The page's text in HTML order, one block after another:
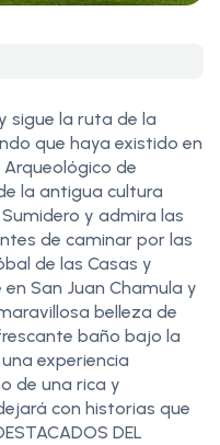
sigue la ruta de la
que haya existido en
de
la antigua cultura
y admira las
de caminar por las
de las Casas y
San Juan Chamula y
belleza de
baño bajo la
experiencia
de una rica y
con historias que
DEL